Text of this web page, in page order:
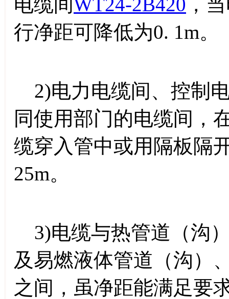
行净距可降低为0. 1m。
2)电力电缆间、控制
同使用部门的电缆间，
缆穿入管中或用隔板隔
25m。
3)电缆与热管道（沟
及易燃液体管道（沟）
之间，虽净距能满足要